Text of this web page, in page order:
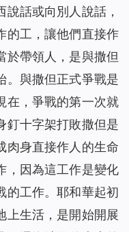
話或向別人說話，
的工，讓他們直接作
於帶領人，是與撒但
。與撒但正式爭戰是
在，爭戰的第一次就
釘十字架打敗撒但是
肉身直接作人的生命
，因為這工作是變化
的工作。耶和華起初
上生活，是開始開展